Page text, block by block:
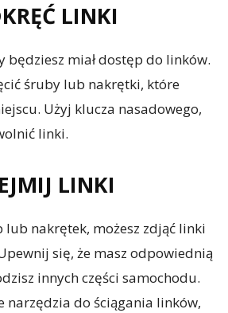
LINKI
będziesz miał dostęp do linków.
śruby lub nakrętki, które
Użyj klucza nasadowego,
linki.
LINKI
lub nakrętek, możesz zdjąć linki
się, że masz odpowiednią
innych części samochodu.
narzędzia do ściągania linków,